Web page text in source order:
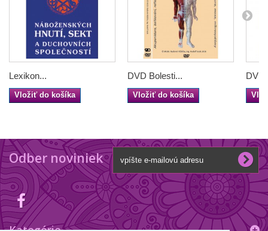
Lexikon...
Vložiť do košíka
DVD Bolesti...
Vložiť do košíka
DVD
Odber noviniek